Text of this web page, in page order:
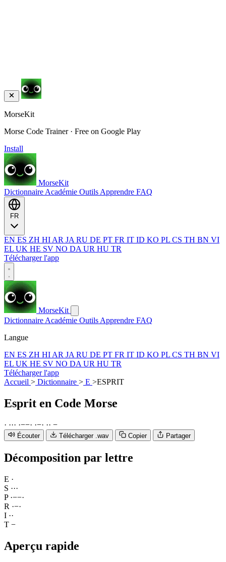
MorseKit
Morse Code Trainer · Free on Google Play
Install
MorseKit
Dictionnaire Académie Outils Apprendre FAQ
EN ES ZH HI AR JA RU DE PT FR IT ID KO PL CS TH BN VI
EL UK HE SV NO DA UR HU TR
Télécharger l'app
MorseKit
Dictionnaire Académie Outils Apprendre FAQ
Langue
EN ES ZH HI AR JA RU DE PT FR IT ID KO PL CS TH BN VI
EL UK HE SV NO DA UR HU TR
Télécharger l'app
Accueil > Dictionnaire > E >ESPRIT
Esprit en Code Morse
· ··· ·−−· ·−· ·· −
Écouter Télécharger .wav Copier Partager
Décomposition par lettre
E ·
S ···
P ·−−·
R ·−·
I ··
T −
Aperçu rapide